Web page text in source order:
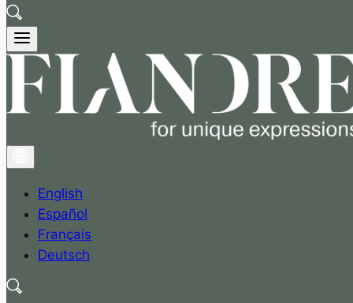
English
Español
Français
Deutsch